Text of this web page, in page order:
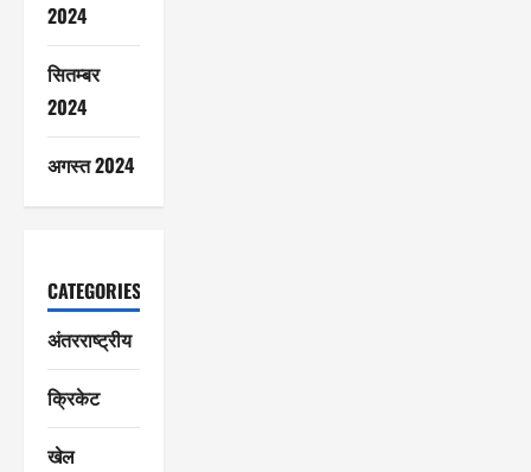
2024
सितम्बर
2024
अगस्त 2024
CATEGORIES
अंतरराष्ट्रीय
क्रिकेट
खेल